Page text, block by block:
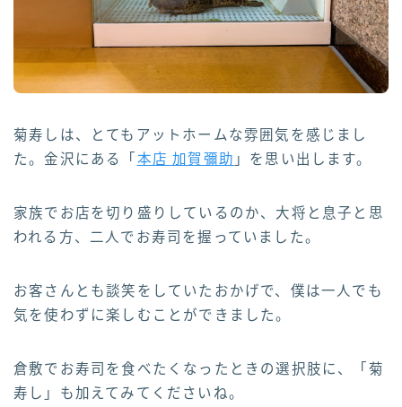
菊寿しは、とてもアットホームな雰囲気を感じまし
た。金沢にある「 本店 加賀彌助 」を思い出します。
家族でお店を切り盛りしているのか、大将と息子と思
われる方、二人でお寿司を握っていました。
お客さんとも談笑をしていたおかげで、僕は一人でも
気を使わずに楽しむことができました。
倉敷でお寿司を食べたくなったときの選択肢に、「菊
寿し」も加えてみてくださいね。